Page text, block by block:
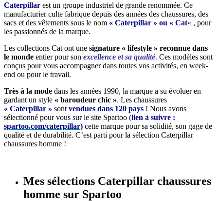
Caterpillar est un groupe industriel de grande renommée. Ce
manufacturier culte fabrique depuis des années des chaussures, des
sacs et des vêtements sous le nom « Caterpillar » ou « Cat« , pour
les passionnés de la marque.
Les collections Cat ont une signature « lifestyle » reconnue dans
le monde entier pour son excellence et sa qualité. Ces modèles sont
conçus pour vous accompagner dans toutes vos activités, en week-
end ou pour le travail.
Très à la mode dans les années 1990, la marque a su évoluer en
gardant un style « baroudeur chic ». Les chaussures
« Caterpillar » sont vendues dans 120 pays ! Nous avons
sélectionné pour vous sur le site Spartoo (lien à suivre :
spartoo.com/caterpillar) cette marque pour sa solidité, son gage de
qualité et de durabilité. C’est parti pour la sélection Caterpillar
chaussures homme !
Mes sélections Caterpillar chaussures
homme sur Spartoo